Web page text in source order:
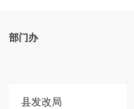
部门办
县发改局